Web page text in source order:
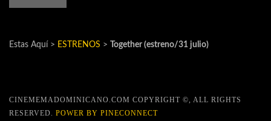
Estas Aquí > ESTRENOS > Together (estreno/31 julio)
CINEMEMADOMINICANO.COM COPYRIGHT ©, ALL RIGHTS
RESERVED. POWER BY PINECONNECT